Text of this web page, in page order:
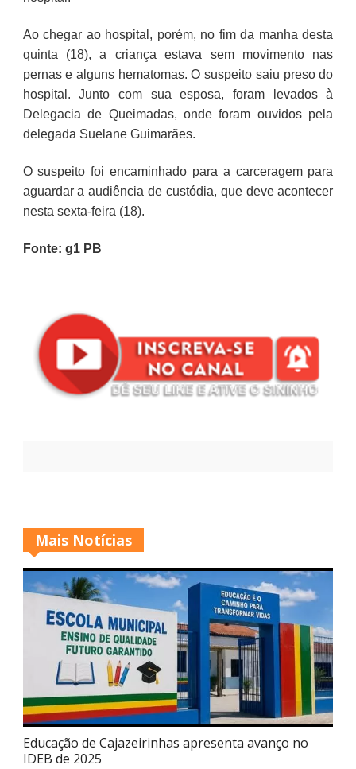
Ao chegar ao hospital, porém, no fim da manha desta
quinta (18), a criança estava sem movimento nas
pernas e alguns hematomas. O suspeito saiu preso do
hospital. Junto com sua esposa, foram levados à
Delegacia de Queimadas, onde foram ouvidos pela
delegada Suelane Guimarães.
O suspeito foi encaminhado para a carceragem para
aguardar a audiência de custódia, que deve acontecer
nesta sexta-feira (18).
Fonte: g1 PB
Mais Notícias
Educação de Cajazeirinhas apresenta avanço no
IDEB de 2025